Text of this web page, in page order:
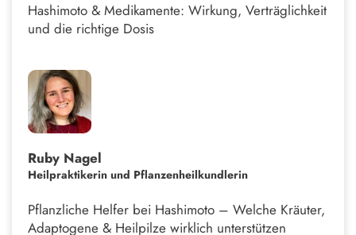
Hashimoto & Medikamente: Wirkung, Verträglichkeit
und die richtige Dosis
Ruby Nagel
Heilpraktikerin und Pflanzenheilkundlerin
Pflanzliche Helfer bei Hashimoto – Welche Kräuter,
Adaptogene & Heilpilze wirklich unterstützen